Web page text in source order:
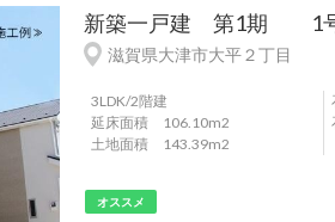
新築一戸建 第1期 1号
滋賀県大津市大平２丁目
3LDK/2階建
延床面積 106.10m2
土地面積 143.39m2
オススメ